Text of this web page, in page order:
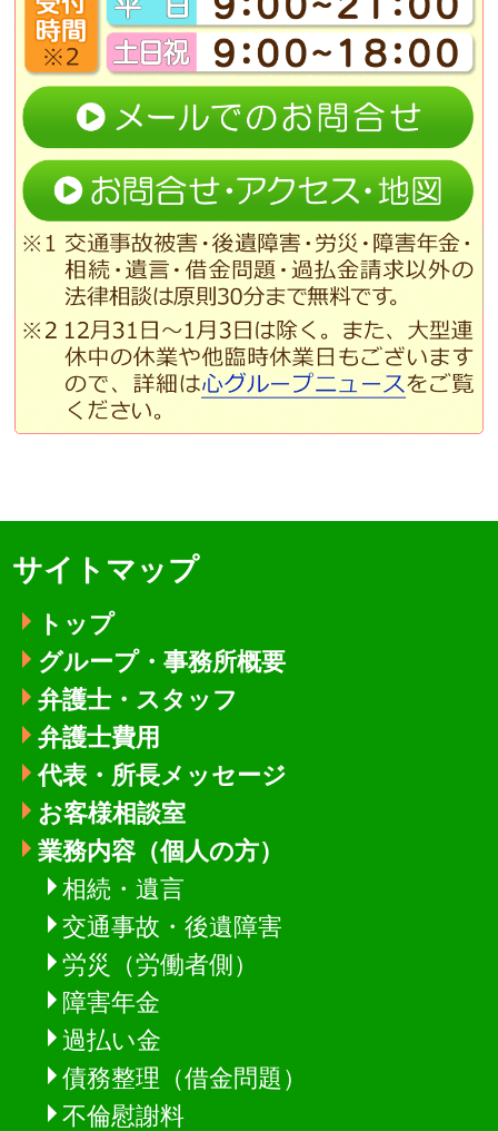
サイトマップ
トップ
グループ・事務所概要
弁護士・スタッフ
弁護士費用
代表・所長メッセージ
お客様相談室
業務内容（個人の方）
相続・遺言
交通事故・後遺障害
労災（労働者側）
障害年金
過払い金
債務整理（借金問題）
不倫慰謝料